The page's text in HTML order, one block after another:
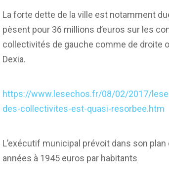
La forte dette de la ville est notamment
pèsent pour 36 millions d’euros sur les
collectivités de gauche comme de droite
Dexia.
https://www.lesechos.fr/08/02/2017/
des-collectivites-est-quasi-resorbee.htm
L’exécutif municipal prévoit dans son
années à 1945 euros par habitants